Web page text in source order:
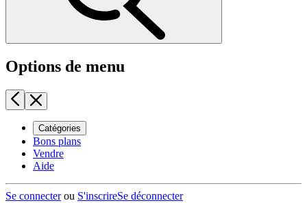
Options de menu
Catégories
Bons plans
Vendre
Aide
Se connecterou S'inscrireSe déconnecter